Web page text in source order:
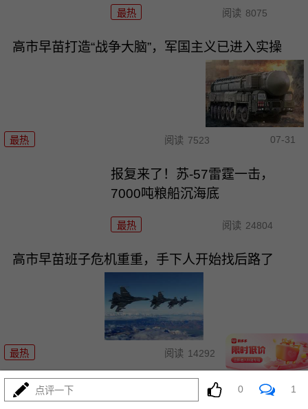
最热 阅读 8075
高市早苗打造“战争大脑”，军国主义已进入实操
最热 阅读 7523 07-31
报复来了！苏-57雷霆一击，
7000吨粮船沉海底
最热 阅读 24804
高市早苗班子危机重重，手下人开始找后路了
最热 阅读 14292 07-31
导弹雨落，F35折翼：中东这盘棋，美利坚咋整
点评一下 0 1